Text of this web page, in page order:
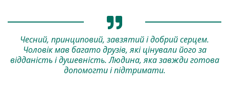
Чесний, принциповий, завзятий і добрий серцем.
Чоловік мав багато друзів, які цінували його за
відданість і душевність. Людина, яка завжди готова
допомогти і підтримати.